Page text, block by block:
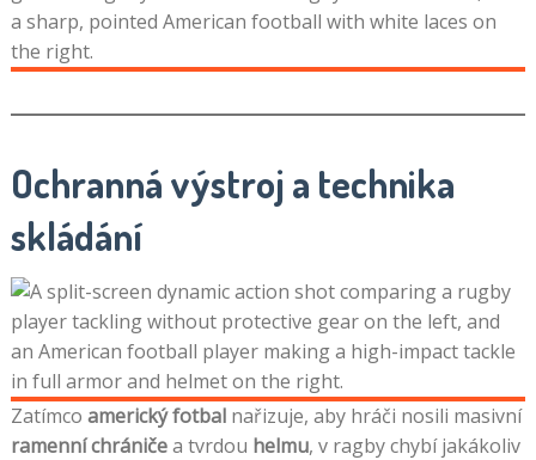
Ochranná výstroj a technika
skládání
Zatímco americký fotbalnařizuje, aby hráči nosili masivní
ramenní chráničea tvrdou helmu, v ragby chybí jakákoliv